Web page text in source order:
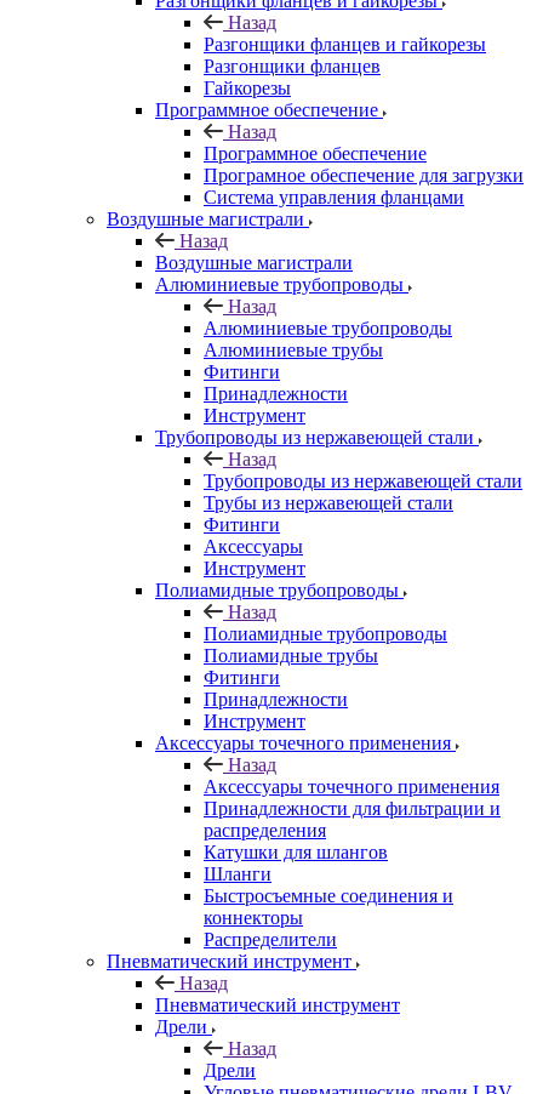
Назад
Разгонщики фланцев и гайкорезы
Разгонщики фланцев
Гайкорезы
Программное обеспечение
Назад
Программное обеспечение
Програмное обеспечение для загрузки
Система управления фланцами
Воздушные магистрали
Назад
Воздушные магистрали
Алюминиевые трубопроводы
Назад
Алюминиевые трубопроводы
Алюминиевые трубы
Фитинги
Принадлежности
Инструмент
Трубопроводы из нержавеющей стали
Назад
Трубопроводы из нержавеющей стали
Трубы из нержавеющей стали
Фитинги
Аксессуары
Инструмент
Полиамидные трубопроводы
Назад
Полиамидные трубопроводы
Полиамидные трубы
Фитинги
Принадлежности
Инструмент
Аксессуары точечного применения
Назад
Аксессуары точечного применения
Принадлежности для фильтрации и
распределения
Катушки для шлангов
Шланги
Быстросъемные соединения и
коннекторы
Распределители
Пневматический инструмент
Назад
Пневматический инструмент
Дрели
Назад
Дрели